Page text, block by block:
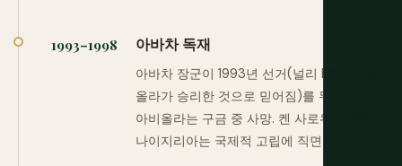
1993–1998 아바차 독재
아바차 장군이 1993년 선거(널리 MKO 아비
올라가 승리한 것으로 믿어짐)를 무효화하고,
아비올라는 구금 중 사망. 켄 사로위와 처형.
나이지리아는 국제적 고립에 직면.